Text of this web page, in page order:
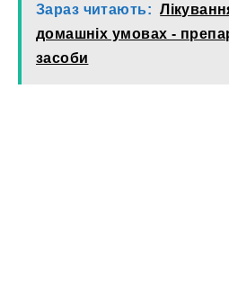
Зараз читають:
домашніх умовах -
засоби